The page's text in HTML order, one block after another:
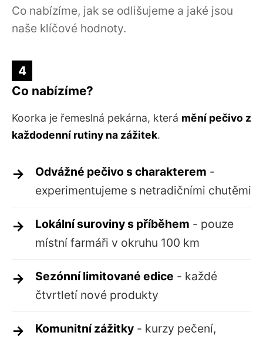
Co nabízíme, jak se odlišujeme a jaké jsou
naše klíčové hodnoty.
4
Co nabízíme?
Koorka je řemeslná pekárna, která mění pečivo z
každodenní rutiny na zážitek.
Odvážné pečivo s charakterem -
experimentujeme s netradičními chutěmi
Lokální suroviny s příběhem - pouze
místní farmáři v okruhu 100 km
Sezónní limitované edice - každé
čtvrtletí nové produkty
Komunitní zážitky - kurzy pečení,